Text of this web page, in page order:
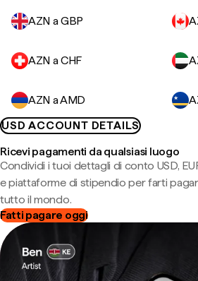
AZN a GBP
AZN a CHF
AZN a AMD
USD ACCOUNT DETAILS
Ricevi pagamenti da qualsiasi luogo
Condividi i tuoi dettagli di conto USD,
e piattaforme di stipendio per farti
tutto il mondo.
Fatti pagare oggi